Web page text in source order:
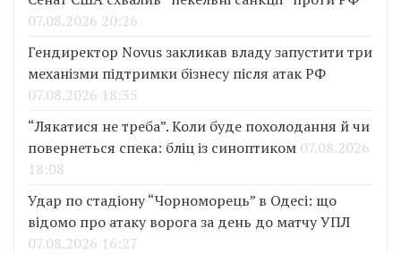
07.08.2026 20:26
Гендиректор Novus закликав владу запустити три
механізми підтримки бізнесу після атак РФ
07.08.2026 18:35
“Лякатися не треба”. Коли буде похолодання й чи
повернеться спека: бліц із синоптиком 07.08.2026
18:08
Удар по стадіону “Чорноморець” в Одесі: що
відомо про атаку ворога за день до матчу УПЛ
07.08.2026 16:27